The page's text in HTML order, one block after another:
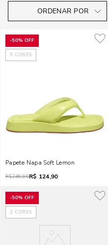
-50% OFF
5 CORES
Papete Napa Soft Lemon
R$249,90R$ 124,90
-50% OFF
2 CORES